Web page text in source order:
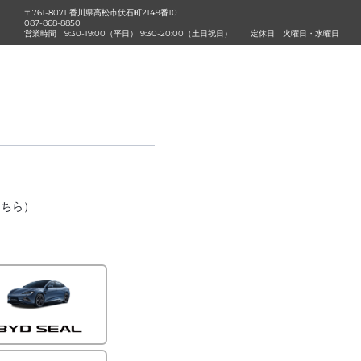
〒761-8071 香川県高松市伏石町2149番10
087-868-8850
営業時間
9:30-19:00（平日） 9:30-20:00（土日祝日） 定休日 火曜日・水曜日
ら）